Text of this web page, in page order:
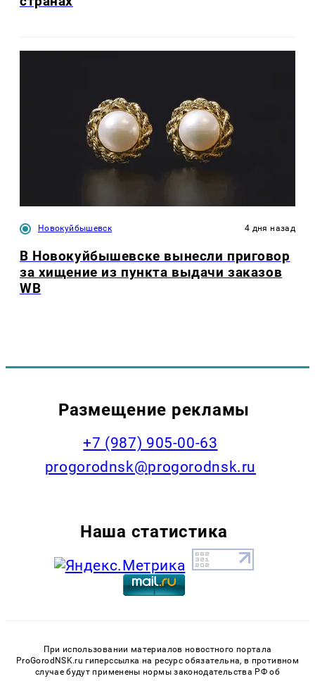
Новокуйбышевск 4 дня назад
В Новокуйбышевске вынесли приговор
за хищение из пункта выдачи заказов
WB
Размещение рекламы
+7 (987) 905-00-63
progorodnsk@progorodnsk.ru
Наша статистика
При использовании материалов новостного портала
ProGorodNSK.ru гиперссылка на ресурс обязательна, в противном
случае будут применены нормы законодательства РФ об